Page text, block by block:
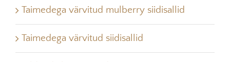
Taimedega värvitud mulberry siidisallid
Taimedega värvitud siidisallid